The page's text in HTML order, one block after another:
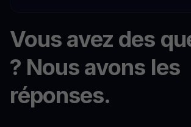
Vous avez des
? Nous avons les
réponses.